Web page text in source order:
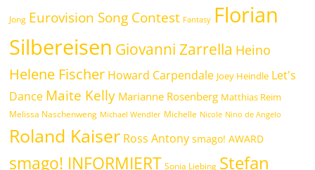
Jong Eurovision Song Contest Fantasy Florian
Silbereisen Giovanni Zarrella Heino
Helene Fischer Howard Carpendale Joey Heindle Let's
Dance Maite Kelly Marianne Rosenberg Matthias Reim
Melissa Naschenweng Michael Wendler Michelle Nicole Nino de Angelo
Roland Kaiser Ross Antony smago! AWARD
smago! INFORMIERT Sonia Liebing Stefan